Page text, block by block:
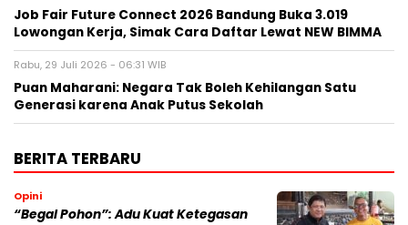
Job Fair Future Connect 2026 Bandung Buka 3.019
Lowongan Kerja, Simak Cara Daftar Lewat NEW BIMMA
Rabu, 29 Juli 2026 - 06:31 WIB
Puan Maharani: Negara Tak Boleh Kehilangan Satu
Generasi karena Anak Putus Sekolah
BERITA TERBARU
Opini
“Begal Pohon”: Adu Kuat Ketegasan